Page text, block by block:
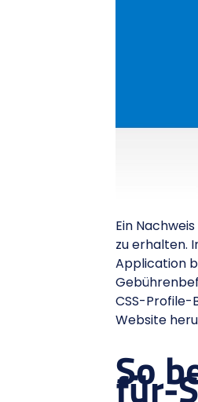
Ein
zu erhalten.
Application
CSS-Profile-
Website
So
für-